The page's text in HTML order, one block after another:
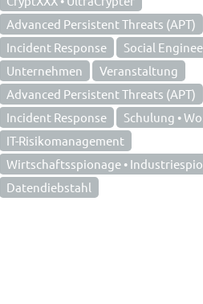
Advanced Persistent Threats (APT)
Incident Response
Social
Unternehmen
Veranstaltung
Advanced Persistent Threats (APT)
Incident Response
Schulung •
IT-Risikomanagement
Wirtschaftsspionage •
Datendiebstahl